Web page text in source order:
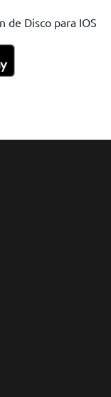
de Disco para IOS